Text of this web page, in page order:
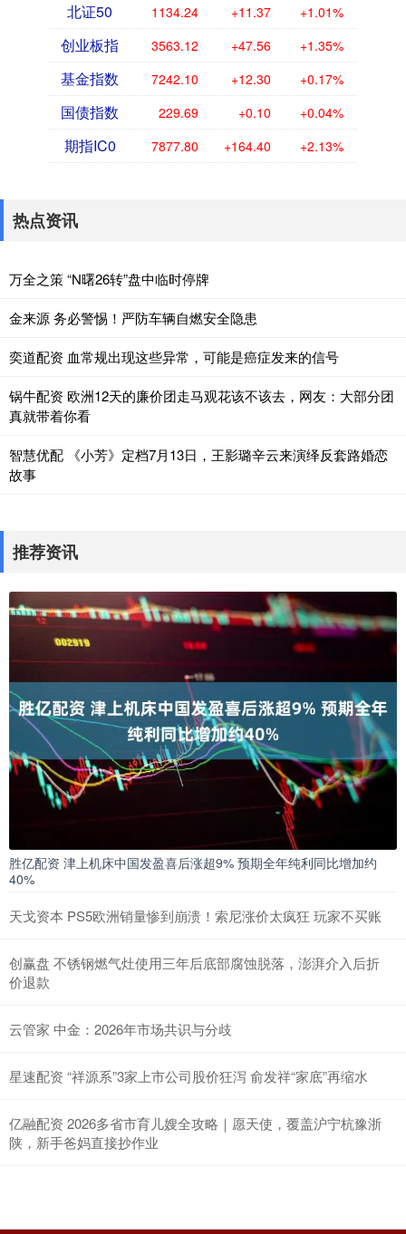
北证50 1134.24 +11.37 +1.01%
创业板指 3563.12 +47.56 +1.35%
基金指数 7242.10 +12.30 +0.17%
国债指数 229.69 +0.10 +0.04%
期指IC0 7877.80 +164.40 +2.13%
热点资讯
万全之策 “N曙26转”盘中临时停牌
金来源 务必警惕！严防车辆自燃安全隐患
奕道配资 血常规出现这些异常，可能是癌症发来的信号
锅牛配资 欧洲12天的廉价团走马观花该不该去，网友：大部分团
真就带着你看
智慧优配 《小芳》定档7月13日，王影璐辛云来演绎反套路婚恋
故事
推荐资讯
胜亿配资 津上机床中国发盈喜后涨超9% 预期全年纯利同比增加约
40%
天戈资本 PS5欧洲销量惨到崩溃！索尼涨价太疯狂 玩家不买账
创赢盘 不锈钢燃气灶使用三年后底部腐蚀脱落，澎湃介入后折
价退款
云管家 中金：2026年市场共识与分歧
星速配资 “祥源系”3家上市公司股价狂泻 俞发祥“家底”再缩水
亿融配资 2026多省市育儿嫂全攻略｜愿天使，覆盖沪宁杭豫浙
陕，新手爸妈直接抄作业